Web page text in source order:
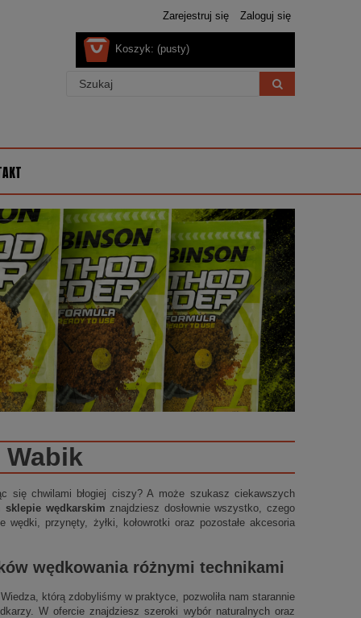
Zarejestruj się Zaloguj się
Koszyk: (pusty)
Wabik
się chwilami błogiej ciszy? A może szukasz ciekawszych
sklepie wędkarskim znajdziesz dosłownie wszystko, czego
przynęty, żyłki, kołowrotki oraz pozostałe akcesoria
wędkowania różnymi technikami
którą zdobyliśmy w praktyce, pozwoliła nam starannie
W ofercie znajdziesz szeroki wybór naturalnych oraz